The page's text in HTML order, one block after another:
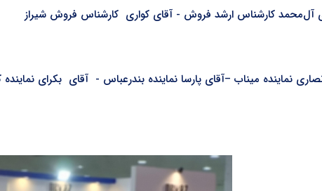
کارشناس ارشد فروش - آقای کواری کارشناس فروش شیراز
نماینده میناب –آقای پارسا نماینده بندرعباس - آقای بکرای نماینده